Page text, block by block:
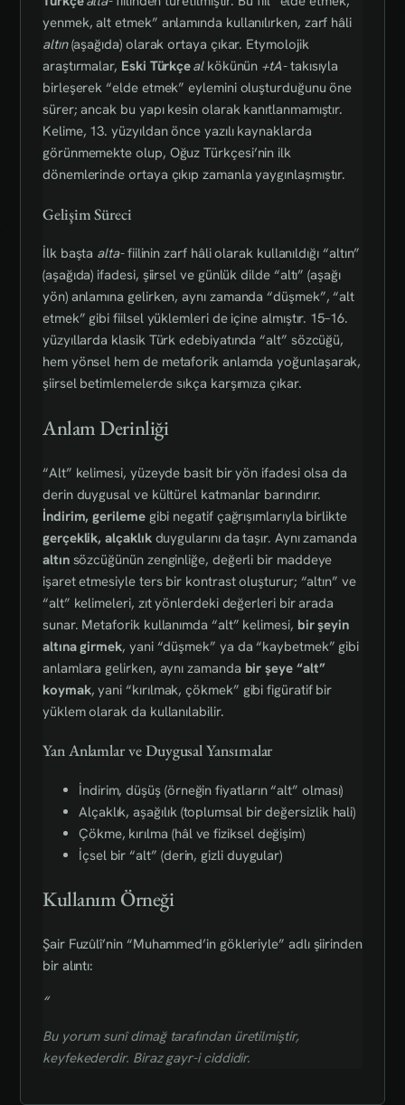
yenmek, alt etmek” anlamında kullanılırken, zarf hâli
altın(aşağıda) olarak ortaya çıkar. Etymolojik
araştırmalar, Eski Türkçealkökünün +tA-takısıyla
birleşerek “elde etmek” eylemini oluşturduğunu öne
sürer; ancak bu yapı kesin olarak kanıtlanmamıştır.
Kelime, 13. yüzyıldan önce yazılı kaynaklarda
görünmemekte olup, Oğuz Türkçesi’nin ilk
dönemlerinde ortaya çıkıp zamanla yaygınlaşmıştır.
Gelişim Süreci
İlk başta alta-fiilinin zarf hâli olarak kullanıldığı “altın”
(aşağıda) ifadesi, şiirsel ve günlük dilde “altı” (aşağı
yön) anlamına gelirken, aynı zamanda “düşmek”, “alt
etmek” gibi fiilsel yüklemleri de içine almıştır. 15–16.
yüzyıllarda klasik Türk edebiyatında “alt” sözcüğü,
hem yönsel hem de metaforik anlamda yoğunlaşarak,
şiirsel betimlemelerde sıkça karşımıza çıkar.
Anlam Derinliği
“Alt” kelimesi, yüzeyde basit bir yön ifadesi olsa da
derin duygusal ve kültürel katmanlar barındırır.
İndirim, gerilemegibi negatif çağrışımlarıyla birlikte
gerçeklik, alçaklıkduygularını da taşır. Aynı zamanda
altınsözcüğünün zenginliğe, değerli bir maddeye
işaret etmesiyle ters bir kontrast oluşturur; “altın” ve
“alt” kelimeleri, zıt yönlerdeki değerleri bir arada
sunar. Metaforik kullanımda “alt” kelimesi, bir şeyin
altına girmek, yani “düşmek” ya da “kaybetmek” gibi
anlamlara gelirken, aynı zamanda bir şeye “alt”
koymak, yani “kırılmak, çökmek” gibi figüratif bir
yüklem olarak da kullanılabilir.
Yan Anlamlar ve Duygusal Yansımalar
İndirim, düşüş (örneğin fiyatların “alt” olması)
Alçaklık, aşağılık (toplumsal bir değersizlik hali)
Çökme, kırılma (hâl ve fiziksel değişim)
İçsel bir “alt” (derin, gizli duygular)
Kullanım Örneği
Şair Fuzûlî’nin “Muhammed’in gökleriyle” adlı şiirinden
bir alıntı:
“
Bu yorum sunî dimağ tarafından üretilmiştir,
keyfekederdir. Biraz gayr-i ciddidir.